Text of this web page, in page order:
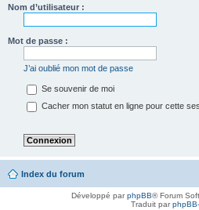
Nom d’utilisateur :
Mot de passe :
J’ai oublié mon mot de passe
Se souvenir de moi
Cacher mon statut en ligne pour cette
Index du forum
Développé parphpBB® Forum
Traduit par